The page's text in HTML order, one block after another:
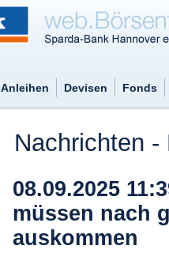
Anleihen Devisen Fonds
Nachrichten
08.09.2025
müssen nach
auskommen